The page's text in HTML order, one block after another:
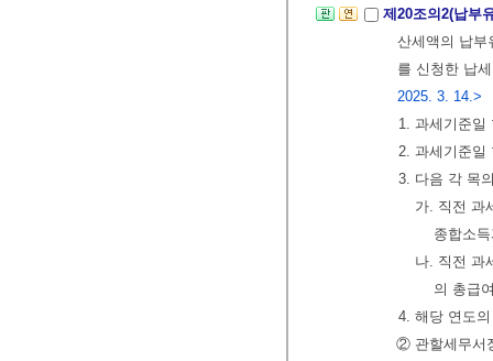
제20조의2(납부
산세액의 납부
를 신청한 납
2025. 3. 14.>
1. 과세기준일
2. 과세기준일
3. 다음 각 목
가. 직전 과
종합소
나. 직전 과
의 총급
4. 해당 연도
② 관할세무서